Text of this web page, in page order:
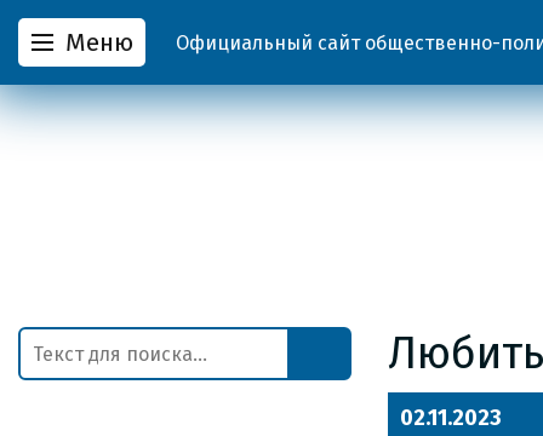
Меню Официальный сайт общественно-
02.11.2023